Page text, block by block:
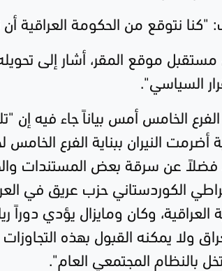
"كنا نتوقع من الحكومة العراقية
موقع المقر، أشار إلى
السياسي".
الخامس أمس بياناً جاء فيه إن
أضرمت النيران ببناية الفرع
فضلاً عن سرقة بعض المستندات
الكوردستاني حزب عريق في
العراقية، وكان ومايزال يؤدي دوراً
ولا يمكنه القبول بهذه
بالنظام المجتمعي العام".